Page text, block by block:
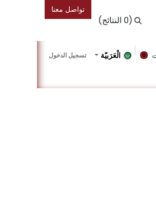
(0 النتائج)
تواصل معنا
0 الْعَرَبيّة تسجيل الدخول